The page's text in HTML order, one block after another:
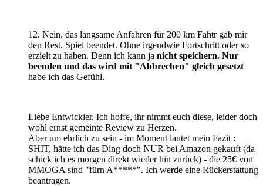
12. Nein, das langsame Anfahren für 200 km Fahtr gab mir
den Rest. Spiel beendet. Ohne irgendwie Fortschritt oder so
erzielt zu haben. Denn ich kann ja nicht speichern. Nur
beenden und das wird mit "Abbrechen" gleich gesetzt
habe ich das Gefühl.
Liebe Entwickler. Ich hoffe, ihr nimmt euch diese, leider doch
wohl ernst gemeinte Review zu Herzen.
Aber um ehrlich zu sein - im Moment lautet mein Fazit :
SHIT, hätte ich das Ding doch NUR bei Amazon gekauft (da
schick ich es morgen direkt wieder hin zurück) - die 25€ von
MMOGA sind "fürn A*****". Ich werde eine Rückerstattung
beantragen.